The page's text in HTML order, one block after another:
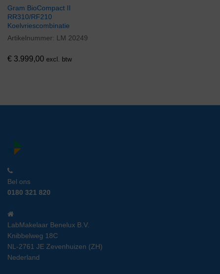
Gram BioCompact II
RR310/RF210
Koelvriescombinatie
Artikelnummer: LM 20249
€ 3.999,00 excl. btw
Bel ons
0180 321 820
LabMakelaar Benelux B.V.
Knibbelweg 18C
NL-2761 JE Zevenhuizen (ZH)
Nederland